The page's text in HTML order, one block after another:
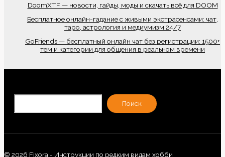
DoomXTF — новости, гайды, моды и скачать всё для DOOM
Бесплатное онлайн-гадание с живыми экстрасенсами: чат,
таро, астрология и медиумизм 24/7
GoFriends — бесплатный онлайн чат без регистрации: 1500+
тем и категории для общения в реальном времени
Поиск
© 2026 Fixora - Инструкции по редким видам хобби